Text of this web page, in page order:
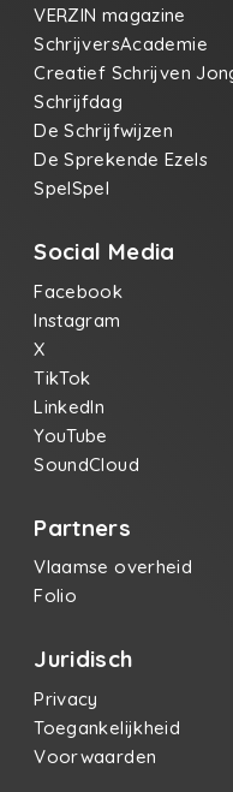
VERZIN magazine
SchrijversAcademie
Creatief Schrijven
Schrijfdag
De Schrijfwijzen
De Sprekende Ezels
SpelSpel
Social Media
Facebook
Instagram
X
TikTok
LinkedIn
YouTube
SoundCloud
Partners
Vlaamse overheid
Folio
Juridisch
Privacy
Toegankelijkheid
Voorwaarden